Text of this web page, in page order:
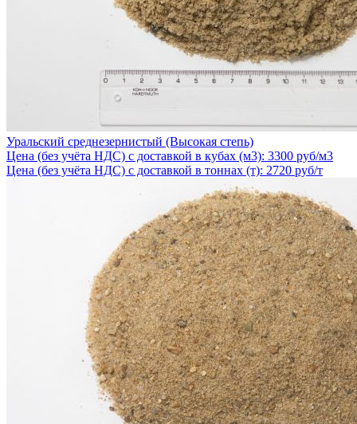
Уральский среднезернистый (Высокая степь)
Цена (без учёта НДС) с доставкой в кубах (м3): 3300 руб/м3
Цена (без учёта НДС) с доставкой в тоннах (т): 2720 руб/т